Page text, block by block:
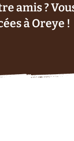
amis ?
à Oreye !